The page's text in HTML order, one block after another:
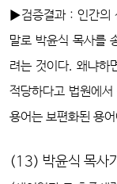
▶검증결과 : 인간의
말로 박윤식 목사를
려는 것이다. 왜냐하
적당하다고 법원에
용어는 보편화된 용
(13) 박윤식 목사